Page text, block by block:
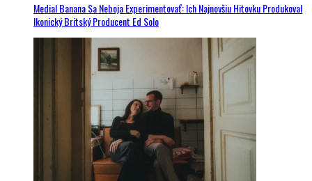
Medial Banana Sa Neboja Experimentovať: Ich Najnovšiu Hitovku Produkoval
Ikonický Britský Producent Ed Solo